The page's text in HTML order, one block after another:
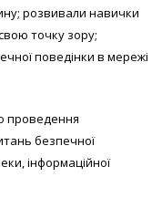
розвивали навички
точку зору;
поведінки в мережі
проведення
безпечної
інформаційної